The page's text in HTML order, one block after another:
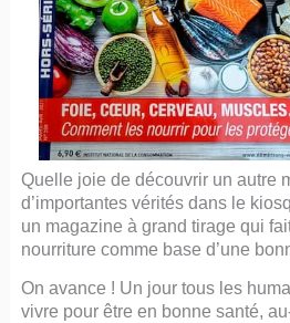
Quelle joie de découvrir un autre
d’importantes vérités dans le
un magazine à grand tirage qui
nourriture comme base d’une
On avance ! Un jour tous les
vivre pour être en bonne santé,